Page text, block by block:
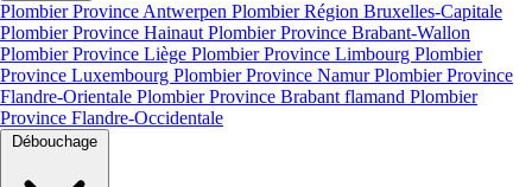
Plombier Province Antwerpen Plombier Région Bruxelles-Capitale
Plombier Province Hainaut Plombier Province Brabant-Wallon
Plombier Province Liège Plombier Province Limbourg Plombier
Province Luxembourg Plombier Province NamurPlombier Province
Flandre-Orientale Plombier Province Brabant flamand Plombier
Province Flandre-Occidentale